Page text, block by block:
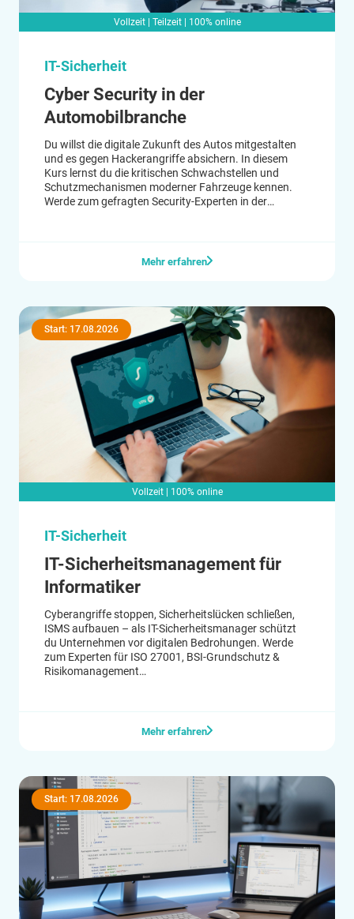
Vollzeit | Teilzeit | 100% online
IT-Sicherheit
Cyber Security in der
Automobilbranche
Du willst die digitale Zukunft des Autos mitgestalten
und es gegen Hackerangriffe absichern. In diesem
Kurs lernst du die kritischen Schwachstellen und
Schutzmechanismen moderner Fahrzeuge kennen.
Werde zum gefragten Security-Experten in der
Mehr erfahren
Start: 17.08.2026
Vollzeit | 100% online
IT-Sicherheit
IT-Sicherheitsmanagement für
Informatiker
Cyberangriffe stoppen, Sicherheitslücken schließen,
ISMS aufbauen – als IT-Sicherheitsmanager schützt
du Unternehmen vor digitalen Bedrohungen. Werde
zum Experten für ISO 27001, BSI-Grundschutz &
Risikomanagement
Mehr erfahren
Start: 17.08.2026